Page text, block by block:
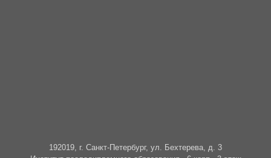
192019, г. Санкт-Петербург, ул. Бехтерева, д. 3